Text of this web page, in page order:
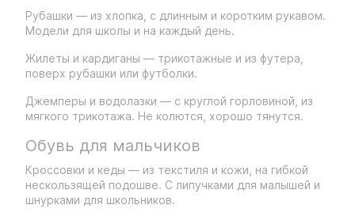
Рубашки — из хлопка, с длинным и коротким рукавом.
Модели для школы и на каждый день.
Жилеты и кардиганы — трикотажные и из футера,
поверх рубашки или футболки.
Джемперы и водолазки — с круглой горловиной, из
мягкого трикотажа. Не колются, хорошо тянутся.
Обувь для мальчиков
Кроссовки и кеды — из текстиля и кожи, на гибкой
нескользящей подошве. С липучками для малышей и
шнурками для школьников.